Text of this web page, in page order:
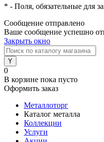
* - Поля, обязательные для
Сообщение отправлено
Ваше сообщение успешно
Закрыть окно
0
В корзине пока пусто
Оформить заказ
Металлоторг
Каталог металла
Коллекции
Услуги